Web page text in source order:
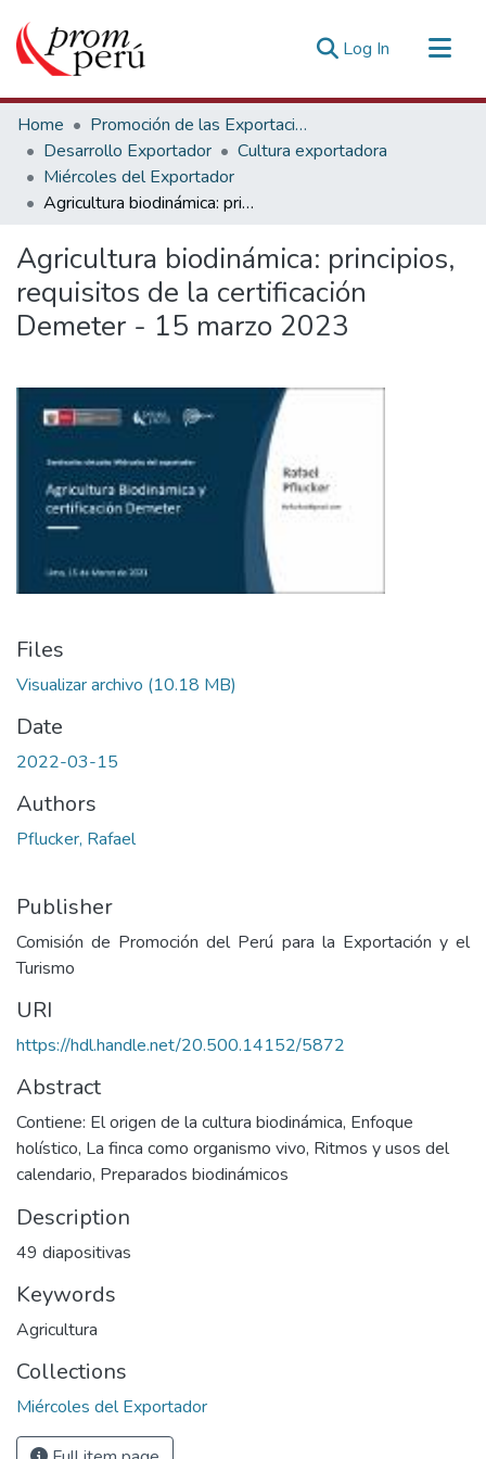
Log In (current)
Communities & Collections
All of DSpace
Statistics
Estadísticas Externas
Home
Promoción de las Exportaciones
Desarrollo Exportador
Cultura exportadora
Miércoles del Exportador
Agricultura biodinámica: principios, requisitos de la certificación Demeter - 15 marzo 2023
Agricultura biodinámica: principios,
requisitos de la certificación
Demeter - 15 marzo 2023
Files
Visualizar archivo (10.18 MB)
Date
2022-03-15
Authors
Pflucker, Rafael
Publisher
Comisión de Promoción del Perú para la Exportación y el
Turismo
URI
https://hdl.handle.net/20.500.14152/5872
Abstract
Contiene: El origen de la cultura biodinámica, Enfoque
holístico, La finca como organismo vivo, Ritmos y usos del
calendario, Preparados biodinámicos
Description
49 diapositivas
Keywords
Agricultura
Collections
Miércoles del Exportador